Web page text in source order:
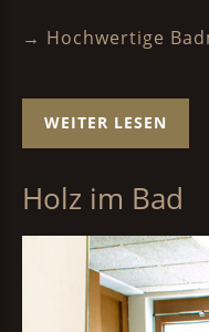
→ Hochwertige
WEITER LESEN
Holz im Bad